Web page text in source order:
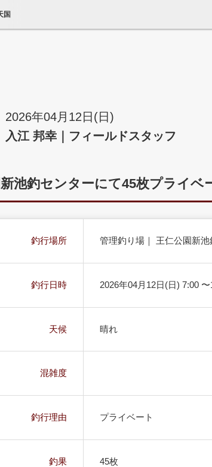
国
2026年04月12日(日)
入江 邦幸｜フィールドスタッフ
池釣センターにて45枚プライベ
釣行場所 管理釣り場｜ 王仁公園新
釣行日時 2026年04月12日(日) 7:00 〜
天候 晴れ
混雑度
釣行理由 プライベート
釣果 45枚